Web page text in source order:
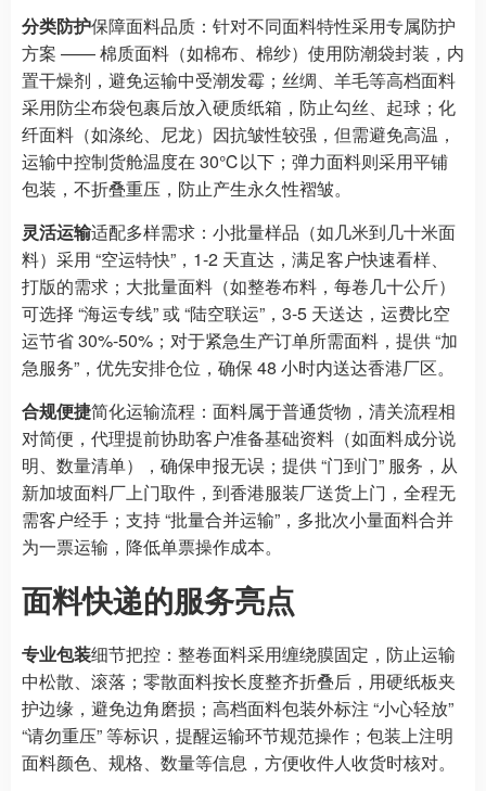
分类防护保障面料品质：针对不同面料特性采用专属防护
方案 —— 棉质面料（如棉布、棉纱）使用防潮袋封装，内
置干燥剂，避免运输中受潮发霉；丝绸、羊毛等高档面料
采用防尘布袋包裹后放入硬质纸箱，防止勾丝、起球；化
纤面料（如涤纶、尼龙）因抗皱性较强，但需避免高温，
运输中控制货舱温度在 30℃以下；弹力面料则采用平铺
包装，不折叠重压，防止产生永久性褶皱。
灵活运输适配多样需求：小批量样品（如几米到几十米面
料）采用 “空运特快”，1-2 天直达，满足客户快速看样、
打版的需求；大批量面料（如整卷布料，每卷几十公斤）
可选择 “海运专线” 或 “陆空联运”，3-5 天送达，运费比空
运节省 30%-50%；对于紧急生产订单所需面料，提供 “加
急服务”，优先安排仓位，确保 48 小时内送达香港厂区。
合规便捷简化运输流程：面料属于普通货物，清关流程相
对简便，代理提前协助客户准备基础资料（如面料成分说
明、数量清单），确保申报无误；提供 “门到门” 服务，从
新加坡面料厂上门取件，到香港服装厂送货上门，全程无
需客户经手；支持 “批量合并运输”，多批次小量面料合并
为一票运输，降低单票操作成本。
面料快递的服务亮点
专业包装细节把控：整卷面料采用缠绕膜固定，防止运输
中松散、滚落；零散面料按长度整齐折叠后，用硬纸板夹
护边缘，避免边角磨损；高档面料包装外标注 “小心轻放”
“请勿重压” 等标识，提醒运输环节规范操作；包装上注明
面料颜色、规格、数量等信息，方便收件人收货时核对。